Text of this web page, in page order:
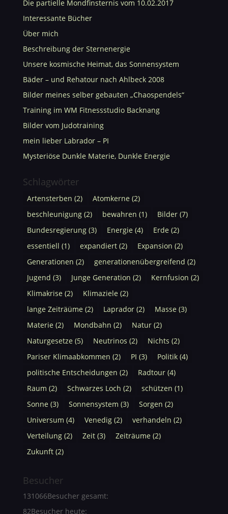
Die partielle Mondfinsternis vom 10.02.2017
Interessante Bücher
Über mich
Beschreibung der Sternenergie
Unsere kosmische Heimat, das Sonnensystem
Bäder – und Rehatour nach Ahlbeck 2008
Bilder meines selber gebauten „Chaospendels“
Training im WM Fitnessstudio Backnang
Bilder vom Judotraining
mein lieber Labrador – PI
Mysteriöse Dunkle Materie, Dunkle Energie
Schlagwörter
Artensterben (2) Atomkerne(2)
beschleunigung(2) bewahren (1) Bilder(7)
Bundesregierung(3) Energie(4) Erde(2)
essentiell (1) expandiert(2) Expansion (2)
Generationen (2) generationenübergreifend (2)
Jugend (3) Junge Generation (2) Kernfusion (2)
Klimakrise(2) Klimaziele(2)
lange Zeiträüme(2) Laprador(2) Masse(3)
Materie(2) Mondbahn (2) Natur(2)
Naturgesetze(5) Neutrinos (2) Nichts (2)
Pariser Klimaabkommen (2) PI (3) Politik(4)
politische Entscheidungen (2) Radtour(4)
Raum (2) Schwarzes Loch (2) schützen (1)
Sonne(3) Sonnensystem (3) Sorgen (2)
Universum (4) Venedig(2) verhandeln (2)
Verteilung(2) Zeit(3) Zeiträume(2)
Zukunft(2)
Besucher
131066Besucher gesamt:
82Besucher heute: